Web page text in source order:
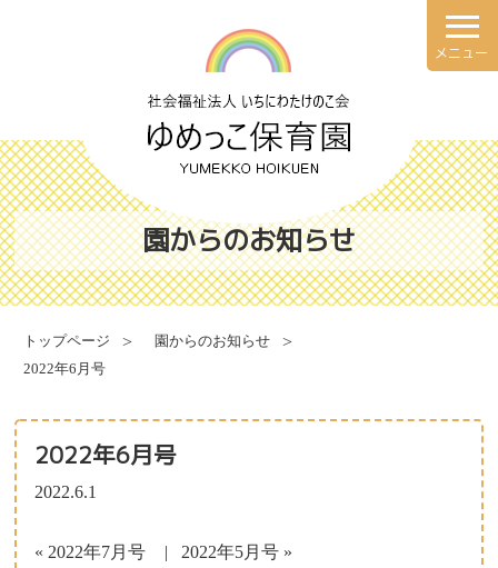
理念・方針
園の概要
施設案内
健康と安全・衛生・防災
園での一日
年間行事
子育て支援について
メニュー
園からのお知らせ
トップページ
園からのお知らせ
2022年6月号
2022年6月号
2022.6.1
« 2022年7月号 2022年5月号 »